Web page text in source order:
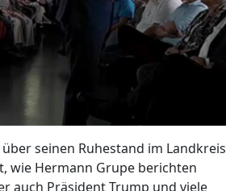
seinen Ruhestand im Landkreis
wie Hermann Grupe berichten
auch Präsident Trump und viele